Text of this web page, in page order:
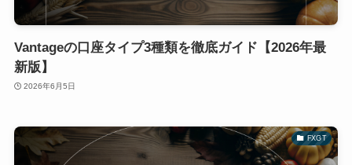
Vantageの口座タイプ3種類を徹底ガイド【2026年最
新版】
2026年6月5日
FXGT